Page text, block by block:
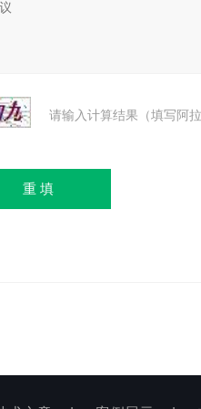
请输入计算结果（填写阿